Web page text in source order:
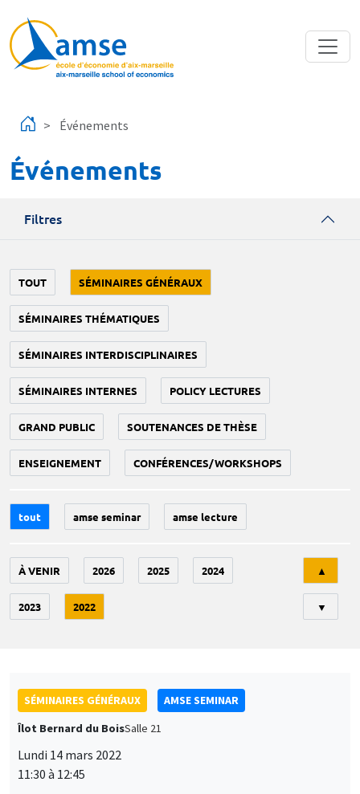
Événements
Événements
Filtres
TOUT SÉMINAIRES GÉNÉRAUX
SÉMINAIRES THÉMATIQUES
SÉMINAIRES INTERDISCIPLINAIRES
SÉMINAIRES INTERNES POLICY LECTURES
GRAND PUBLIC SOUTENANCES DE THÈSE
ENSEIGNEMENT CONFÉRENCES/WORKSHOPS
tout amse seminar amse lecture
À VENIR 2026 2025 2024
2023 2022
▲
▼
SÉMINAIRES GÉNÉRAUX
AMSE SEMINAR
Îlot Bernard du BoisSalle 21
Lundi 14 mars 2022
11:30 à 12:45